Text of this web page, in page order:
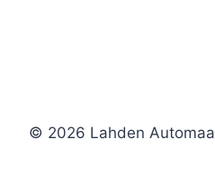
© 2026 Lahden